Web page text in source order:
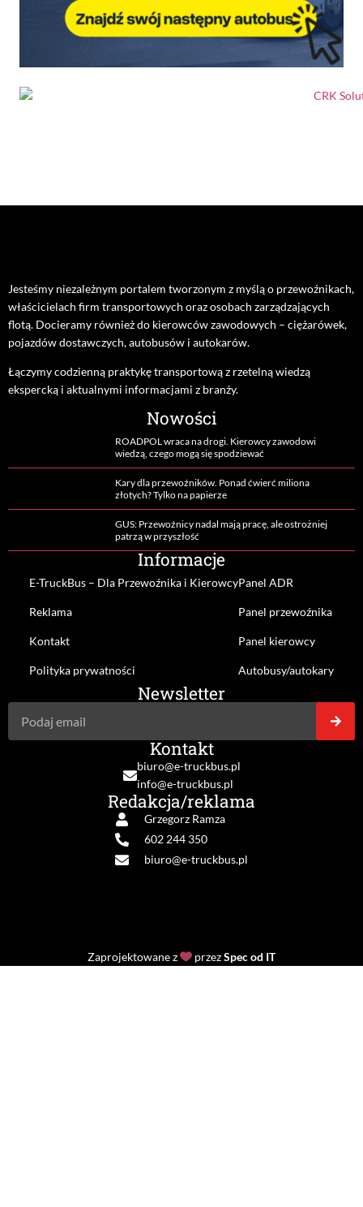
Jesteśmy niezależnym portalem tworzonym z myślą o przewoźnikach,
właścicielach firm transportowych oraz osobach zarządzających
flotą. Docieramy również do kierowców zawodowych – ciężarówek,
pojazdów dostawczych, autobusów i autokarów.
Łączymy codzienną praktykę transportową z rzetelną wiedzą
ekspercką i aktualnymi informacjami z branży.
Nowości
ROADPOL wraca na drogi. Kierowcy zawodowi
wiedzą, czego mogą się spodziewać
Kary dla przewoźników. Ponad ćwierć miliona
złotych? Tylko na papierze
GUS: Przewoźnicy nadal mają pracę, ale ostrożniej
patrzą w przyszłość
Informacje
E-TruckBus – Dla Przewoźnika i Kierowcy
Reklama
Kontakt
Polityka prywatności
Panel ADR
Panel przewoźnika
Panel kierowcy
Autobusy/autokary
Newsletter
Kontakt
biuro@e-truckbus.pl
info@e-truckbus.pl
Redakcja/reklama
Grzegorz Ramza
602 244 350
biuro@e-truckbus.pl
Zaprojektowane z przezSpec od IT